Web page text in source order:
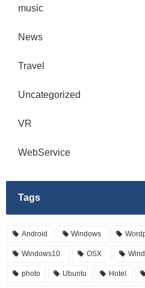
music
News
Travel
Uncategorized
VR
WebService
Tags
Android Windows
Windows10 OSX
photo Ubuntu Hotel